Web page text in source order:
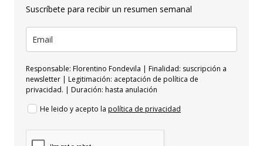
Suscríbete para recibir un resumen semanal
Responsable: Florentino Fondevila | Finalidad: suscripción a
newsletter | Legitimación: aceptación de política de
privacidad. | Duración: hasta anulación
He leido y acepto la política de privacidad